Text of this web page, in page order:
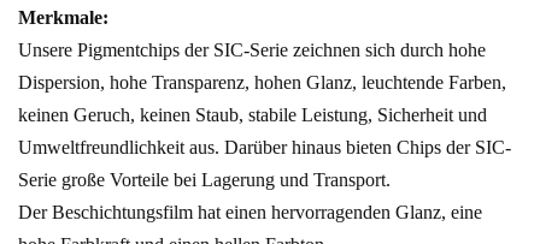
Merkmale:
Unsere Pigmentchips der SIC-Serie zeichnen sich durch hohe
Dispersion, hohe Transparenz, hohen Glanz, leuchtende Farben,
keinen Geruch, keinen Staub, stabile Leistung, Sicherheit und
Umweltfreundlichkeit aus. Darüber hinaus bieten Chips der SIC-
Serie große Vorteile bei Lagerung und Transport.
Der Beschichtungsfilm hat einen hervorragenden Glanz, eine